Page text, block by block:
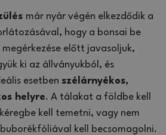
már nyár végén elkezdődik a
hogy a bonsai be
előtt javasoljuk,
ki az állványukból, és
esetben szélárnyékos,
helyre. A tálakat a földbe kell
kell temetni, vagy nem
kell becsomagolni.